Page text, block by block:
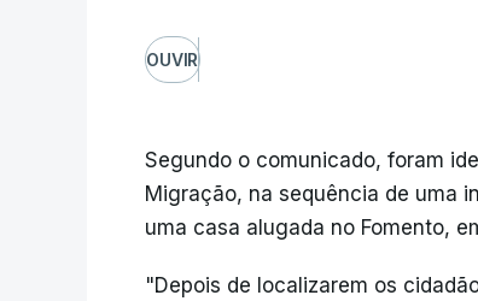
OUVIR
Segundo o comunicado, foram
Migração, na sequência de uma
uma casa alugada no Fomento,
"Depois de localizarem os